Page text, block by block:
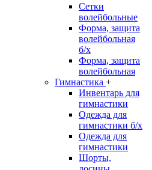
Сетки
волейбольные
Форма, защита
волейбольная
б/х
Форма, защита
волейбольная
Гимнастика +
Инвентарь для
гимнастики
Одежда для
гимнастики б/х
Одежда для
гимнастики
Шорты,